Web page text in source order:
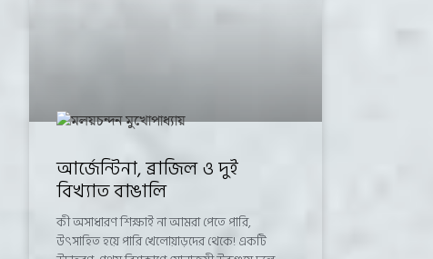
আর্জেন্টিনা, ব্রাজিল ও দুই
বিখ্যাত বাঙালি
কী অসাধারণ শিক্ষাই না আমরা পেতে পারি,
উৎসাহিত হয়ে পারি খেলোয়াড়দের থেকে! একটি